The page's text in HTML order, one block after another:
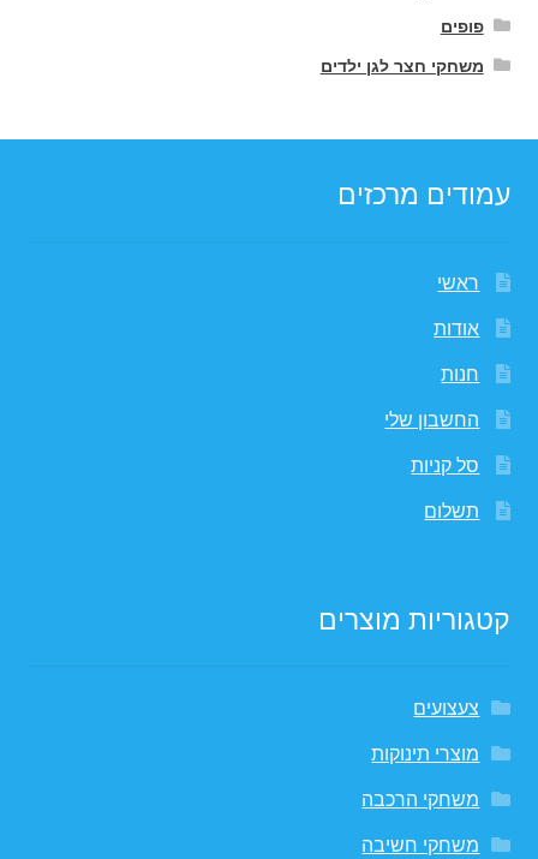
פופים
משחקי חצר לגן ילדים
עמודים מרכזים
ראשי
אודות
חנות
החשבון שלי
סל קניות
תשלום
קטגוריות מוצרים
צעצועים
מוצרי תינוקות
משחקי הרכבה
משחקי חשיבה